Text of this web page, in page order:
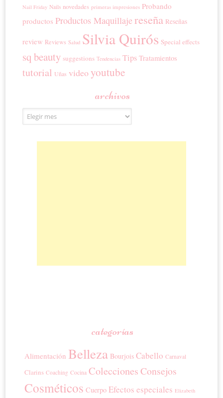
Nail Friday Nails novedades primeras impresiones Probando
productos Productos Maquillaje reseña Reseñas
review Reviews Salud Silvia Quirós Special effects
sq beauty suggestions Tendencias Tips Tratamientos
tutorial Uñas videoyoutube
archivos
Archivos
categorías
Alimentación Belleza Bourjois Cabello Carnaval
Clarins Coaching Cocina ColeccionesConsejos
Cosméticos Cuerpo Efectos especiales Elizabeth